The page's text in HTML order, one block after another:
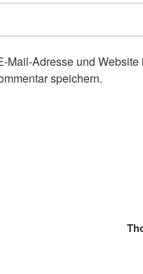
Mail-Adresse und
speichern.